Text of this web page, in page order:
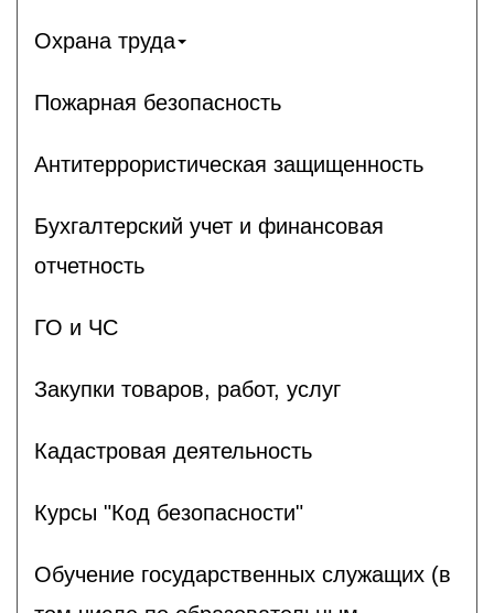
Охрана труда
Пожарная безопасность
Антитеррористическая защищенность
Бухгалтерский учет и финансовая
отчетность
ГО и ЧС
Закупки товаров, работ, услуг
Кадастровая деятельность
Курсы "Код безопасности"
Обучение государственных служащих (в